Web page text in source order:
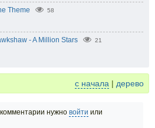
Theme 58
- A Million Stars 21
с начала | дерево
нужно войти или